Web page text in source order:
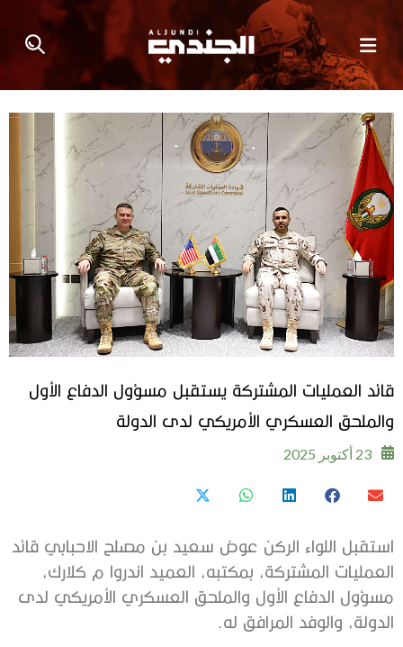
قائد العمليات المشتركة يستقبل مسؤول الدفاع الأول
والملحق العسكري الأمريكي لدى الدولة
23 أكتوبر 2025
استقبل اللواء الركن عوض سعيد بن مصلح الاحبابي قائد
العمليات المشتركة، بمكتبه، العميد اندروا م كلارك،
مسؤول الدفاع الأول والملحق العسكري الأمريكي لدى
الدولة، والوفد المرافق له.